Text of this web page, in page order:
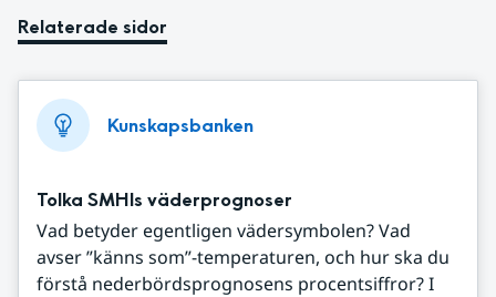
Relaterade sidor
Kunskapsbanken
Tolka SMHIs väderprognoser
Vad betyder egentligen vädersymbolen? Vad
avser ”känns som”-temperaturen, och hur ska du
förstå nederbördsprognosens procentsiffror? I